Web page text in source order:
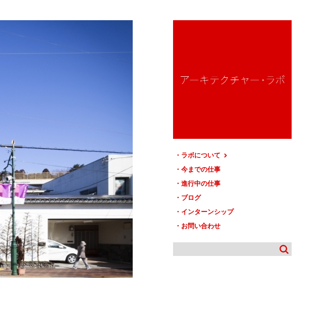
ラボについて
今までの仕事
進行中の仕事
ブログ
インターンシップ
お問い合わせ